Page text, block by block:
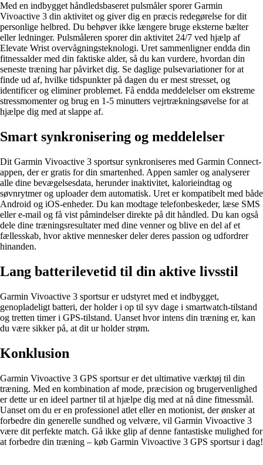
Med en indbygget håndledsbaseret pulsmåler sporer Garmin
Vivoactive 3 din aktivitet og giver dig en præcis redegørelse for dit
personlige helbred. Du behøver ikke længere bruge eksterne bælter
eller ledninger. Pulsmåleren sporer din aktivitet 24/7 ved hjælp af
Elevate Wrist overvågningsteknologi. Uret sammenligner endda din
fitnessalder med din faktiske alder, så du kan vurdere, hvordan din
seneste træning har påvirket dig. Se daglige pulsevariationer for at
finde ud af, hvilke tidspunkter på dagen du er mest stresset, og
identificer og eliminer problemet. Få endda meddelelser om ekstreme
stressmomenter og brug en 1-5 minutters vejrtrækningsøvelse for at
hjælpe dig med at slappe af.
Smart synkronisering og meddelelser
Dit Garmin Vivoactive 3 sportsur synkroniseres med Garmin Connect-
appen, der er gratis for din smartenhed. Appen samler og analyserer
alle dine bevægelsesdata, herunder inaktivitet, kalorieindtag og
søvnrytmer og uploader dem automatisk. Uret er kompatibelt med både
Android og iOS-enheder. Du kan modtage telefonbeskeder, læse SMS
eller e-mail og få vist påmindelser direkte på dit håndled. Du kan også
dele dine træningsresultater med dine venner og blive en del af et
fællesskab, hvor aktive mennesker deler deres passion og udfordrer
hinanden.
Lang batterilevetid til din aktive livsstil
Garmin Vivoactive 3 sportsur er udstyret med et indbygget,
genopladeligt batteri, der holder i op til syv dage i smartwatch-tilstand
og tretten timer i GPS-tilstand. Uanset hvor intens din træning er, kan
du være sikker på, at dit ur holder strøm.
Konklusion
Garmin Vivoactive 3 GPS sportsur er det ultimative værktøj til din
træning. Med en kombination af mode, præcision og brugervenlighed
er dette ur en ideel partner til at hjælpe dig med at nå dine fitnessmål.
Uanset om du er en professionel atlet eller en motionist, der ønsker at
forbedre din generelle sundhed og velvære, vil Garmin Vivoactive 3
være dit perfekte match. Gå ikke glip af denne fantastiske mulighed for
at forbedre din træning – køb Garmin Vivoactive 3 GPS sportsur i dag!